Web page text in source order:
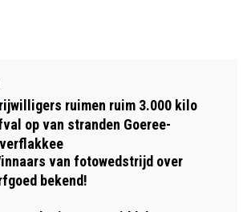
HOLLE BOLLE DAG
BEKEND
HET IS VANDAAG
15 AUGUSTUS
ruimen ruim 3.000 kilo
op van stranden Goeree-
van fotowedstrijd over
bekend!